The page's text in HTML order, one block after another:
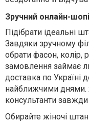
Зручний онлайн-
Підібрати ідеальні
Завдяки зручному
обрати фасон, колір,
замовлення займає
доставка по Україні
найближчими днями.
консультанти
Обирайте жіночі